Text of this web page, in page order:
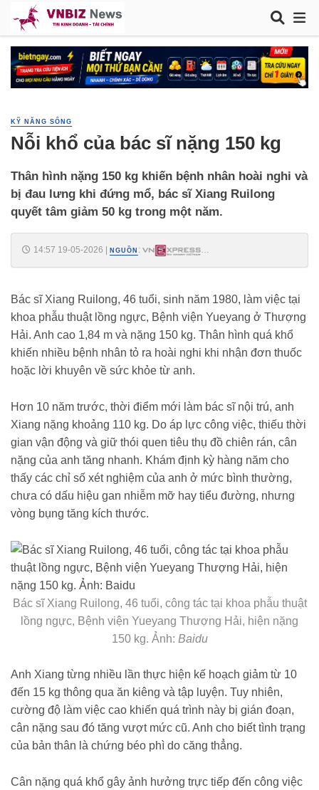
KỸ NĂNG SỐNG
Nỗi khổ của bác sĩ nặng 150 kg
Thân hình nặng 150 kg khiến bệnh nhân hoài nghi và
bị đau lưng khi đứng mổ, bác sĩ Xiang Ruilong
quyết tâm giảm 50 kg trong một năm.
14:57 19-05-2026 NGUỒN :
Bác sĩ Xiang Ruilong, 46 tuổi, sinh năm 1980, làm việc tại
khoa phẫu thuật lồng ngực, Bệnh viện Yueyang ở Thượng
Hải. Anh cao 1,84 m và nặng 150 kg. Thân hình quá khổ
khiến nhiều bệnh nhân tỏ ra hoài nghi khi nhận đơn thuốc
hoặc lời khuyên về sức khỏe từ anh.
Hơn 10 năm trước, thời điểm mới làm bác sĩ nội trú, anh
Xiang nặng khoảng 110 kg. Do áp lực công việc, thiếu thời
gian vận động và giữ thói quen tiêu thụ đồ chiên rán, cân
nặng của anh tăng nhanh. Khám định kỳ hàng năm cho
thấy các chỉ số xét nghiệm của anh ở mức bình thường,
chưa có dấu hiệu gan nhiễm mỡ hay tiểu đường, nhưng
vòng bụng tăng kích thước.
Bác sĩ Xiang Ruilong, 46 tuổi, công tác tại khoa phẫu thuật
lồng ngực, Bệnh viện Yueyang Thượng Hải, hiện nặng
150 kg. Ảnh: Baidu
Anh Xiang từng nhiều lần thực hiện kế hoạch giảm từ 10
đến 15 kg thông qua ăn kiêng và tập luyện. Tuy nhiên,
cường độ làm việc cao khiến quá trình này bị gián đoạn,
cân nặng sau đó tăng vượt mức cũ. Anh cho biết tình trạng
của bản thân là chứng béo phì do căng thẳng.
Cân nặng quá khổ gây ảnh hưởng trực tiếp đến công việc